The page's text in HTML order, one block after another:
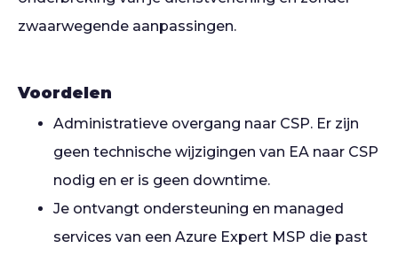
zwaarwegende aanpassingen.
Voordelen
Administratieve overgang naar CSP. Er zijn
geen technische wijzigingen van EA naar CSP
nodig en er is geen downtime.
Je ontvangt ondersteuning en managed
services van een Azure Expert MSP die past